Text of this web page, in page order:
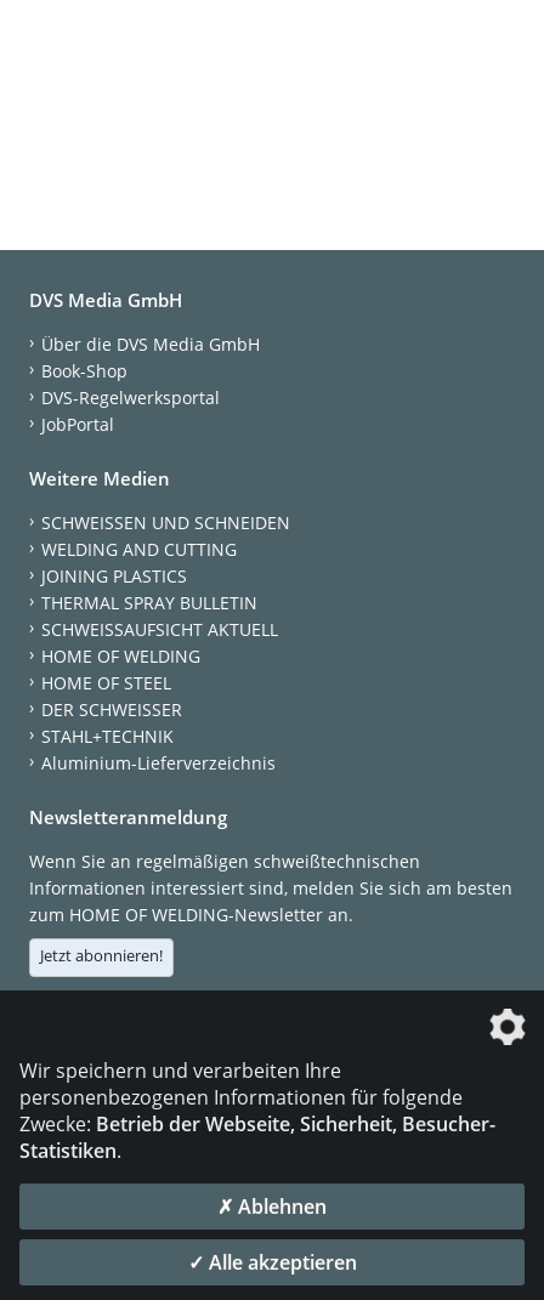
DVS Media GmbH
Über die DVS Media GmbH
Book-Shop
DVS-Regelwerksportal
JobPortal
Weitere Medien
SCHWEISSEN UND SCHNEIDEN
WELDING AND CUTTING
JOINING PLASTICS
THERMAL SPRAY BULLETIN
SCHWEISSAUFSICHT AKTUELL
HOME OF WELDING
HOME OF STEEL
DER SCHWEISSER
STAHL+TECHNIK
Aluminium-Lieferverzeichnis
Newsletteranmeldung
Wenn Sie an regelmäßigen schweißtechnischen
Informationen interessiert sind, melden Sie sich am besten
zum HOME OF WELDING-Newsletter an.
Jetzt abonnieren!
Die DVS Media GmbH ist ein Unternehmen der
© 2026 DVS Media GmbH
Datenschutzeinstellungen
Wir speichern und verarbeiten Ihre
personenbezogenen Informationen für folgende
Zwecke: Betrieb der Webseite, Sicherheit, Besucher-
Statistiken.
✗ Ablehnen
✓ Alle akzeptieren